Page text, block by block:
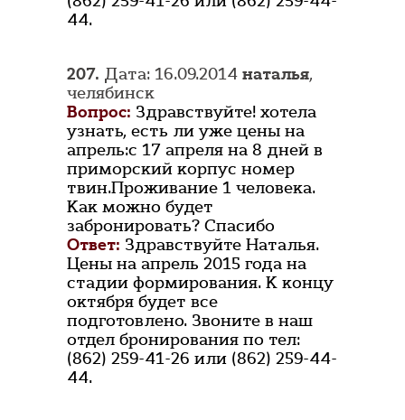
44.
207. Дата: 16.09.2014 наталья,
челябинск
Вопрос: Здравствуйте! хотела
узнать, есть ли уже цены на
апрель:с 17 апреля на 8 дней в
приморский корпус номер
твин.Проживание 1 человека.
Как можно будет
забронировать? Спасибо
Ответ: Здравствуйте Наталья.
Цены на апрель 2015 года на
стадии формирования. К концу
октября будет все
подготовлено. Звоните в наш
отдел бронирования по тел:
(862) 259-41-26 или (862) 259-44-
44.